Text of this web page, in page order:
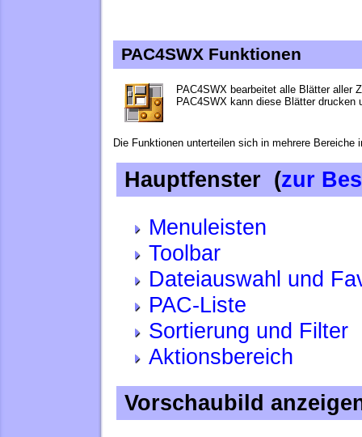
PAC4SWX Funktionen
PAC4SWX bearbeitet alle Blätter aller
PAC4SWX kann diese Blätter drucken
Die Funktionen unterteilen sich in mehrere Bereiche
Hauptfenster (zur
Menuleisten
Toolbar
Dateiauswahl und
PAC-Liste
Sortierung und Filter
Aktionsbereich
Vorschaubild